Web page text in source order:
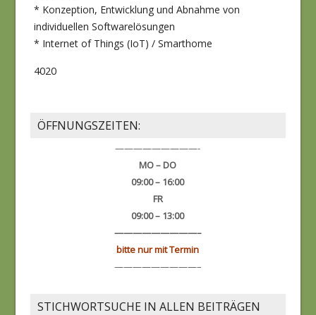
* Konzeption, Entwicklung und Abnahme von
individuellen Softwarelösungen
* Internet of Things (IoT) / Smarthome
4020
ÖFFNUNGSZEITEN:
—————————-
MO – DO
09:00 – 16:00
FR
09:00 – 13:00
—————————–
bitte nur mit Termin
—————————–
STICHWORTSUCHE IN ALLEN BEITRÄGEN